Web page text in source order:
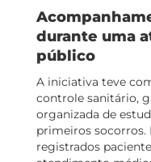
durante uma
público
A iniciativa teve
controle sanitário,
organizada de
primeiros socorros.
registrados